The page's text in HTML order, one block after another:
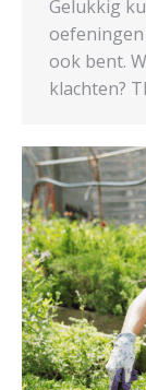
Gelukkig
ook bent.
klachten?